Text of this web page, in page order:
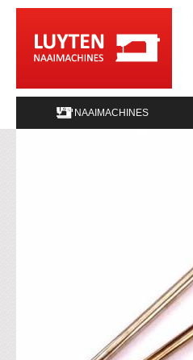
NAAIMACHINES